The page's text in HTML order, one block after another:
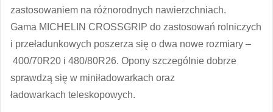
zastosowaniem na różnorodnych nawierzchniach.
Gama MICHELIN CROSSGRIP do zastosowań rolniczych
i przeładunkowych poszerza się o dwa nowe rozmiary –
400/70R20 i 480/80R26. Opony szczególnie dobrze
sprawdzą się w miniładowarkach oraz
ładowarkach teleskopowych.